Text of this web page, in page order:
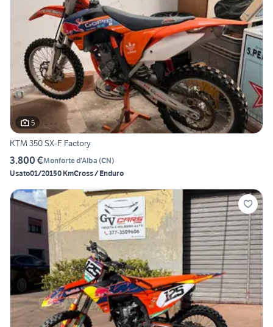
5
KTM 350 SX-F Factory
3.800 €Monforte d'Alba (CN)
Usato01/20150 KmCross / Enduro